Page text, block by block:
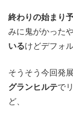
終わりの始まり
みに鬼がかった
いるけどデフォ
そうそう今回発
グランヒルテで
ど、